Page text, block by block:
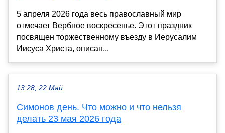
5 апреля 2026 года весь православный мир
отмечает Вербное воскресенье. Этот праздник
посвящен торжественному въезду в Иерусалим
Иисуса Христа, описан...
13:28, 22 Май
Симонов день. Что можно и что нельзя
делать 23 мая 2026 года